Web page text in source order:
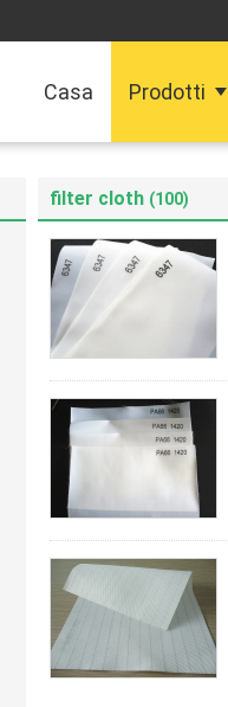
Casa Prodotti
filter cloth (100)